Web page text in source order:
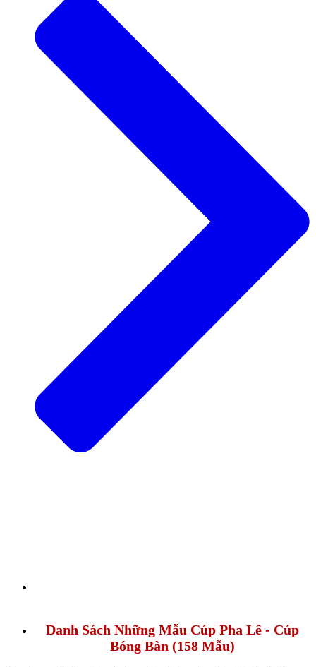
Danh Sách Những Mẫu Cúp Pha Lê - Cúp
Bóng Bàn (158 Mẫu)